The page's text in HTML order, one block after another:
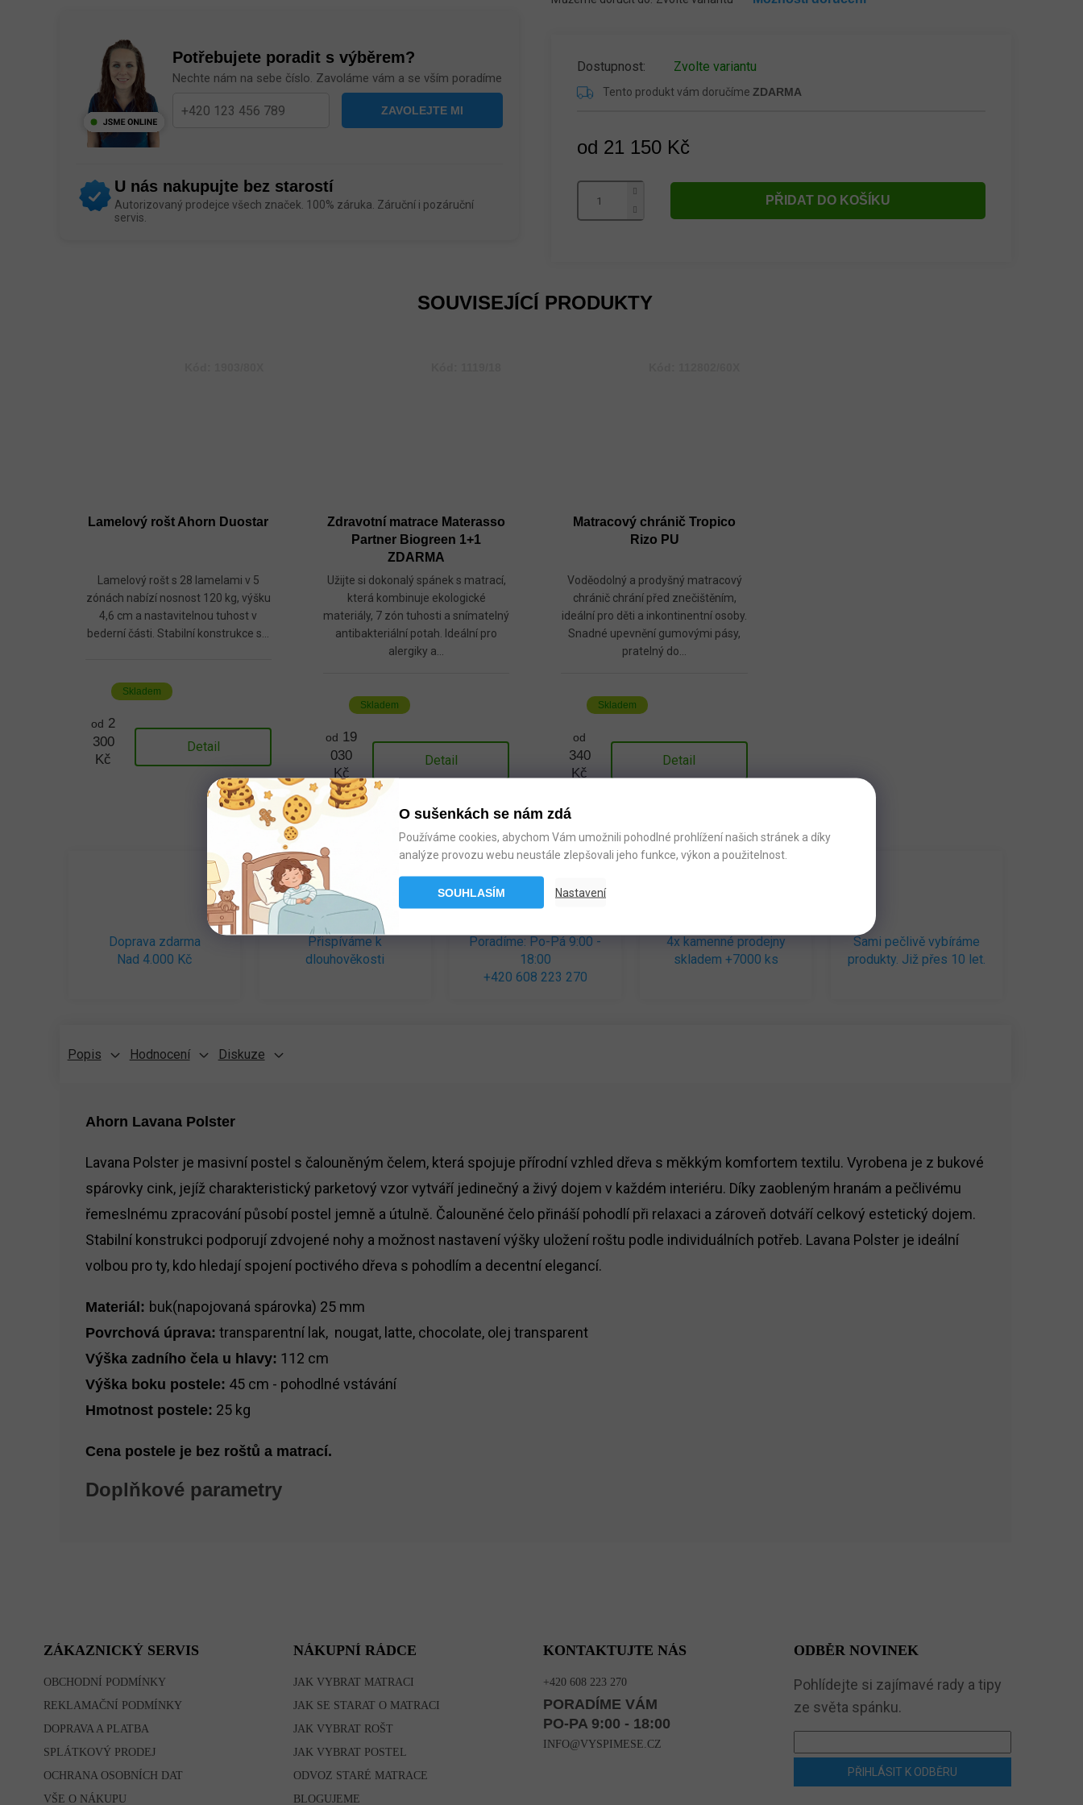
O sušenkách se nám zdá
Používáme cookies, abychom Vám umožnili pohodlné prohlížení našich stránek a díky
analýze provozu webu neustále zlepšovali jeho funkce, výkon a použitelnost.
SOUHLASÍM Nastavení
Potřebujete poradit s výběrem?
Nechte nám na sebe číslo. Zavoláme vám a se vším poradíme
U nás nakupujte bez starostí
Autorizovaný prodejce všech značek. 100% záruka. Záruční i pozáruční
servis.
od 21 150 Kč
Zvolte variantu
Tento produkt vám doručímeZDARMA
PŘIDAT DO KOŠÍKU
SOUVISEJÍCÍ PRODUKTY
Lamelový rošt Ahorn Duostar
Lamelový rošt s 28 lamelami v 5
zónách nabízí nosnost 120 kg, výšku
4,6 cm a nastavitelnou tuhost v
bederní části. Stabilní konstrukce s...
Skladem
od 2
300
Kč
Detail
Zdravotní matrace Materasso
Partner Biogreen 1+1
ZDARMA
Užijte si dokonalý spánek s matrací,
která kombinuje ekologické
materiály, 7 zón tuhosti a snímatelný
antibakteriální potah. Ideální pro
alergiky a...
Skladem
od 19
030
Kč
Detail
Matracový chránič Tropico
Rizo PU
Voděodolný a prodyšný matracový
chránič chrání před znečištěním,
ideální pro děti a inkontinentní osoby.
Snadné upevnění gumovými pásy,
pratelný do...
Skladem
od
340
Kč
Detail
Doprava zdarma
Nad 4.000 Kč
Přispíváme k
dlouhověkosti
Poradíme: Po-Pá 9:00 -
18:00
+420 608 223 270
4x kamenné prodejny
skladem +7000 ks
Sami pečlivě vybíráme
produkty. Již přes 10 let.
Popis Hodnocení Diskuze
Ahorn Lavana Polster
Lavana Polster je masivní postel s čalouněným čelem, která spojuje přírodní vzhled dřeva s měkkým komfortem textilu. Vyrobena je z bukové
spárovky cink, jejíž charakteristický parketový vzor vytváří jedinečný a živý dojem v každém interiéru. Díky zaobleným hranám a pečlivému
řemeslnému zpracování působí postel jemně a útulně. Čalouněné čelo přináší pohodlí při relaxaci a zároveň dotváří celkový estetický dojem.
Stabilní konstrukci podporují zdvojené nohy a možnost nastavení výšky uložení roštu podle individuálních potřeb. Lavana Polster je ideální
volbou pro ty, kdo hledají spojení poctivého dřeva s pohodlím a decentní elegancí.
Materiál: buk(napojovaná spárovka) 25 mm
Povrchová úprava: transparentní lak, nougat, latte, chocolate, olej transparent
Výška zadního čela u hlavy: 112 cm
Výška boku postele: 45 cm - pohodlné vstávání
Hmotnost postele: 25 kg
Cena postele je bez roštů a matrací.
Doplňkové parametry
ZÁKAZNICKÝ SERVIS
OBCHODNÍ PODMÍNKY
REKLAMAČNÍ PODMÍNKY
DOPRAVA A PLATBA
SPLÁTKOVÝ PRODEJ
OCHRANA OSOBNÍCH DAT
VŠE O NÁKUPU
NÁKUPNÍ RÁDCE
JAK VYBRAT MATRACI
JAK SE STARAT O MATRACI
JAK VYBRAT ROŠT
JAK VYBRAT POSTEL
ODVOZ STARÉ MATRACE
BLOGUJEME
KONTAKTUJTE NÁS
+420 608 223 270
PORADÍME VÁM
PO-PA 9:00 - 18:00
INFO@VYSPIMESE.CZ
ODBĚR NOVINEK
Pohlídejte si zajímavé rady a tipy
ze světa spánku.
PŘIHLÁSIT K ODBĚRU